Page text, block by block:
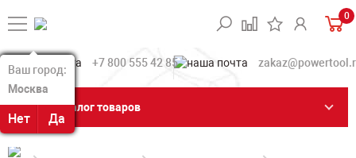
Ваш город:
Москва
Нет Да
Ваш город:
Москва
Нет Да
0
+7 800 555 42 85
Каталог товаров